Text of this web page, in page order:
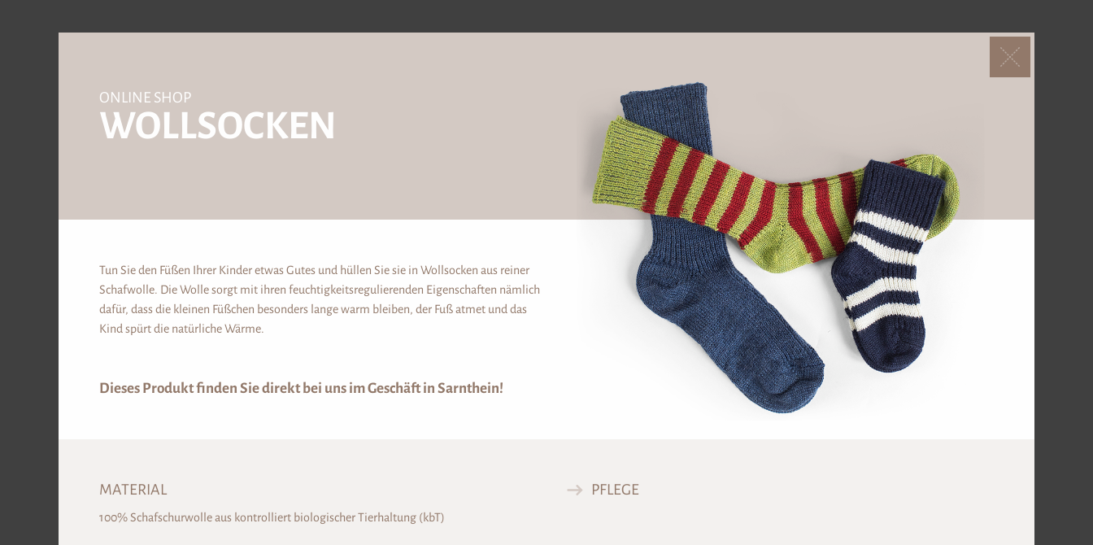
WOLLSOCKEN
ONLINE SHOP
Tun Sie den Füßen Ihrer Kinder etwas Gutes und hüllen Sie sie in Wollsocken aus reiner
Schafwolle. Die Wolle sorgt mit ihren feuchtigkeitsregulierenden Eigenschaften nämlich
dafür, dass die kleinen Füßchen besonders lange warm bleiben, der Fuß atmet und das
Kind spürt die natürliche Wärme.
Dieses Produkt finden Sie direkt bei uns im Geschäft in Sarnthein!
MATERIAL
100% Schafschurwolle aus kontrolliert biologischer Tierhaltung (kbT)
PFLEGE
BEKLEIDUNG